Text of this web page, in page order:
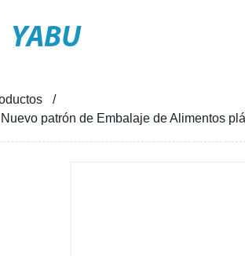
YABU
patrón de Embalaje de Alimentos